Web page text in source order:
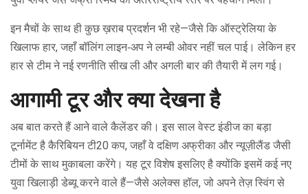
इन मैचों के साथ ही कुछ ख़राब प्रदर्शन भी रहे—जैसे कि ऑस्ट्रेलिया के
खिलाफ हार, जहाँ बॉलिंग लाइन‑अप ने लम्बी ओवर नहीं चल पाई। लेकिन हर
हार से टीम ने नई रणनीति सीख ली और अगली बार की तैयारी में लग गई।
आगामी टूर और क्या देखना है
अब बात करते हैं आने वाले कैलेंडर की। इस साल वेस्ट इंडीज का बड़ा
टूर्नामेंट है कैरिबियन टी20 कप, जहाँ वे दक्षिण अफ्रीका और न्यूज़ीलैंड जैसी
टीमों के साथ मुकाबला करेंगे। यह टूर विशेष इसलिए है क्योंकि इसमें कई नए
युवा खिलाड़ी डेब्यू करने वाले हैं—जैसे अलेक्स हॉल, जो अपने तेज़ स्विंग से